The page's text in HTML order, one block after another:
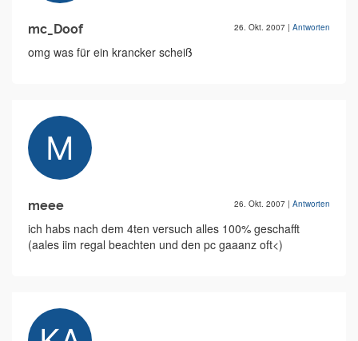
mc_Doof 26. Okt. 2007 | Antworten
omg was für ein krancker scheiß
meee 26. Okt. 2007 | Antworten
ich habs nach dem 4ten versuch alles 100% geschafft
(aales iim regal beachten und den pc gaaanz oft<)